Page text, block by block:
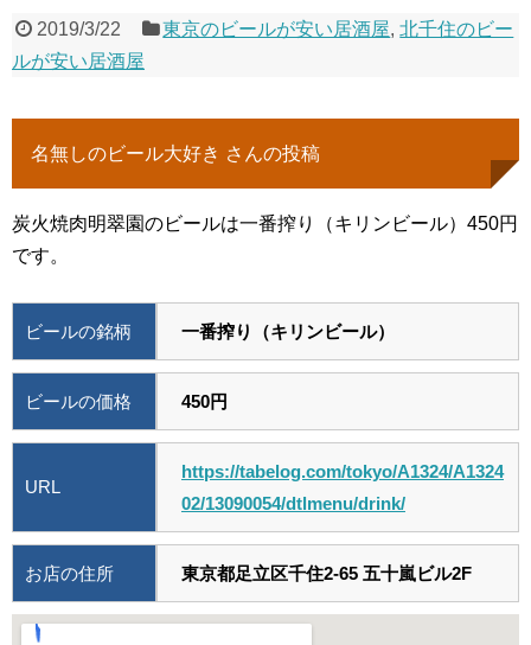
2019/3/22 東京のビールが安い居酒屋,北千住のビー
ルが安い居酒屋
名無しのビール大好き さんの投稿
炭火焼肉明翠園のビールは一番搾り（キリンビール）450円
です。
ビールの銘柄 一番搾り（キリンビール）
ビールの価格 450円
URL
https://tabelog.com/tokyo/A1324/A1324
02/13090054/dtlmenu/drink/
お店の住所 東京都足立区千住2-65 五十嵐ビル2F